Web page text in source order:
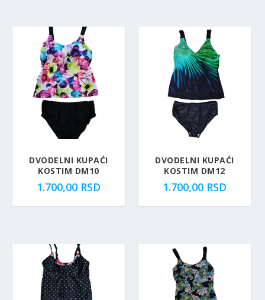
DVODELNI KUPAĆI
KOSTIM DM10
1.700,00 RSD
DVODELNI KUPAĆI
KOSTIM DM12
1.700,00 RSD